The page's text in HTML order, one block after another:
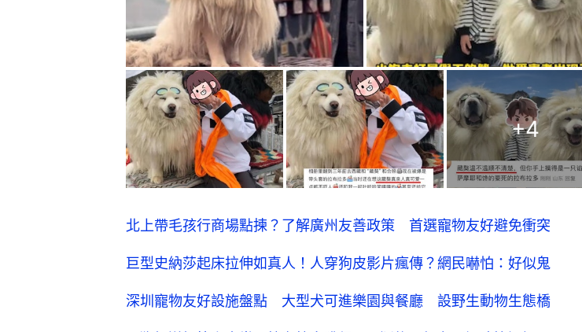
+4
北上帶毛孩行商場點揀？了解廣州友善政策 首選寵物友好避免衝突
巨型史納莎起床拉伸如真人！人穿狗皮影片瘋傳？網民嚇怕：好似鬼
深圳寵物友好設施盤點 大型犬可進樂園與餐廳 設野生動物生態橋